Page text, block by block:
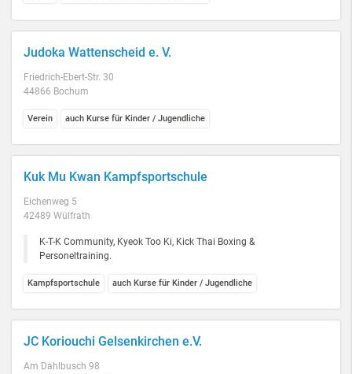
Judoka Wattenscheid e. V.
Friedrich-Ebert-Str. 30
44866 Bochum
Verein auch Kurse für Kinder / Jugendliche
Kuk Mu Kwan Kampfsportschule
Eichenweg 5
42489 Wülfrath
K-T-K Community, Kyeok Too Ki, Kick Thai Boxing &
Personeltraining.
Kampfsportschule auch Kurse für Kinder / Jugendliche
JC Koriouchi Gelsenkirchen e.V.
Am Dahlbusch 98